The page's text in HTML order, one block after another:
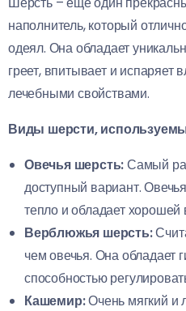
наполнитель, который
одеял. Она обладает
греет, впитывает и испаряет
лечебными свойствами.
Виды шерсти,
Овечья шерсть:Самый
доступный вариант.
тепло и обладает
Верблюжья шерсть:
чем овечья. Она обладает
способностью
Кашемир:Очень мягкий и